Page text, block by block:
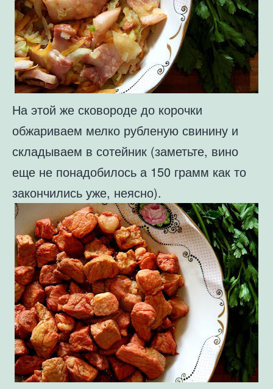
На этой же сковороде до корочки
обжариваем мелко рубленую свинину и
складываем в сотейник (заметьте, вино
еще не понадобилось а 150 грамм как то
закончились уже, неясно).